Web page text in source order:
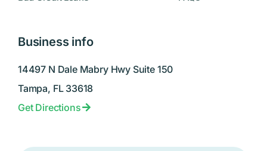
Business info
14497 N Dale Mabry Hwy Suite 150
Tampa, FL 33618
Get Directions